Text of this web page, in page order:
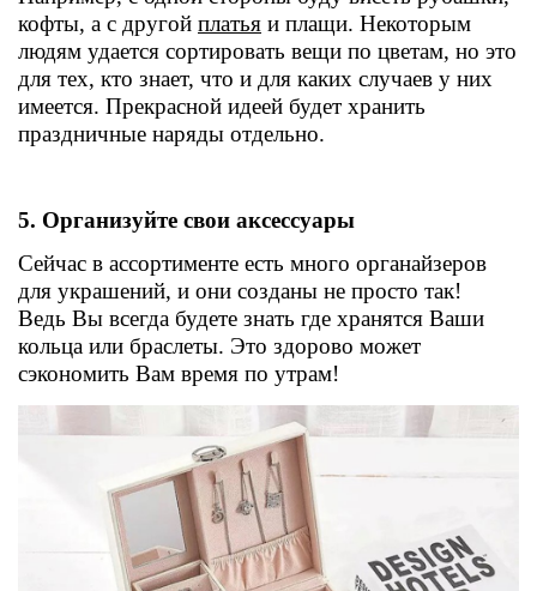
кофты, а с другой платья и плащи. Некоторым
людям удается сортировать вещи по цветам, но это
для тех, кто знает, что и для каких случаев у них
имеется. Прекрасной идеей будет хранить
праздничные наряды отдельно.
5. Организуйте свои аксессуары
Сейчас в ассортименте есть много органайзеров
для украшений, и они созданы не просто так!
Ведь Вы всегда будете знать где хранятся Ваши
кольца или браслеты. Это здорово может
сэкономить Вам время по утрам!